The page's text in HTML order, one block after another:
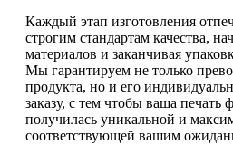
Каждый этап изготовления
строгим стандартам качества,
материалов и заканчивая
Мы гарантируем не только
продукта, но и его
заказу, с тем чтобы ваша печать
получилась уникальной и
соответствующей вашим